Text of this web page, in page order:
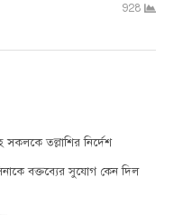
928
তল্লাশির নির্দেশ
বক্তব্যের সুযোগ কেন দিল